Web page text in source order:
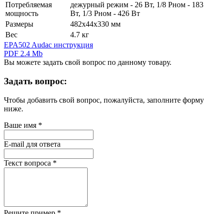
Потребляемая
мощность
дежурный режим - 26 Вт, 1/8 Pном - 183
Вт, 1/3 Pном - 426 Вт
Размеры
482х44х330 мм
Вес
4.7 кг
EPA502 Audac инструкция
PDF 2.4 Mb
Вы можете задать свой вопрос по данному товару.
Задать вопрос:
Чтобы добавить свой вопрос, пожалуйста, заполните форму
ниже.
Ваше имя *
E-mail для ответа
Текст вопроса *